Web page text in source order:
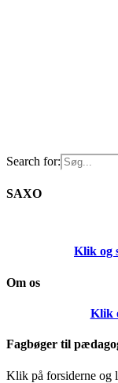
Search for:
SAXO
Klik og
Om os
Klik
Fagbøger til
Klik på forsiderne og